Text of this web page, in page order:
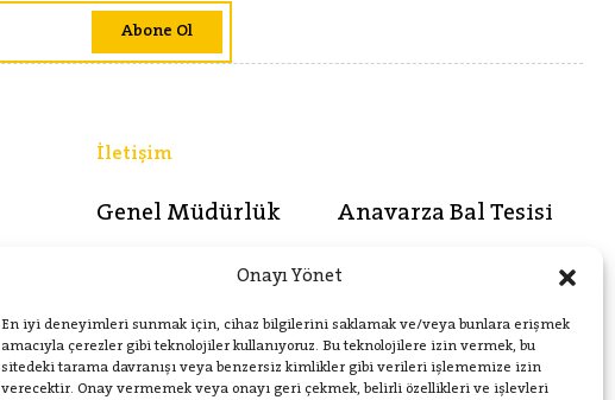
Onayı Yönet
En iyi deneyimleri sunmak için, cihaz bilgilerini saklamak ve/veya bunlara erişmek
amacıyla çerezler gibi teknolojiler kullanıyoruz. Bu teknolojilere izin vermek, bu
sitedeki tarama davranışı veya benzersiz kimlikler gibi verileri işlememize izin
verecektir. Onay vermemek veya onayı geri çekmek, belirli özellikleri ve işlevleri
Abone Ol
İletişim
Genel Müdürlük
Mehmet Paşa Sokak No:4
Kat:19 Daire:161 Kartal /
İstanbul
Anavarza Bal Tesisi
7 Kozan/ADANA
M:anavarza@anavarzabal.com